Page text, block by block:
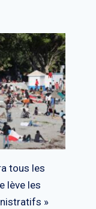
tous les
lève les
»